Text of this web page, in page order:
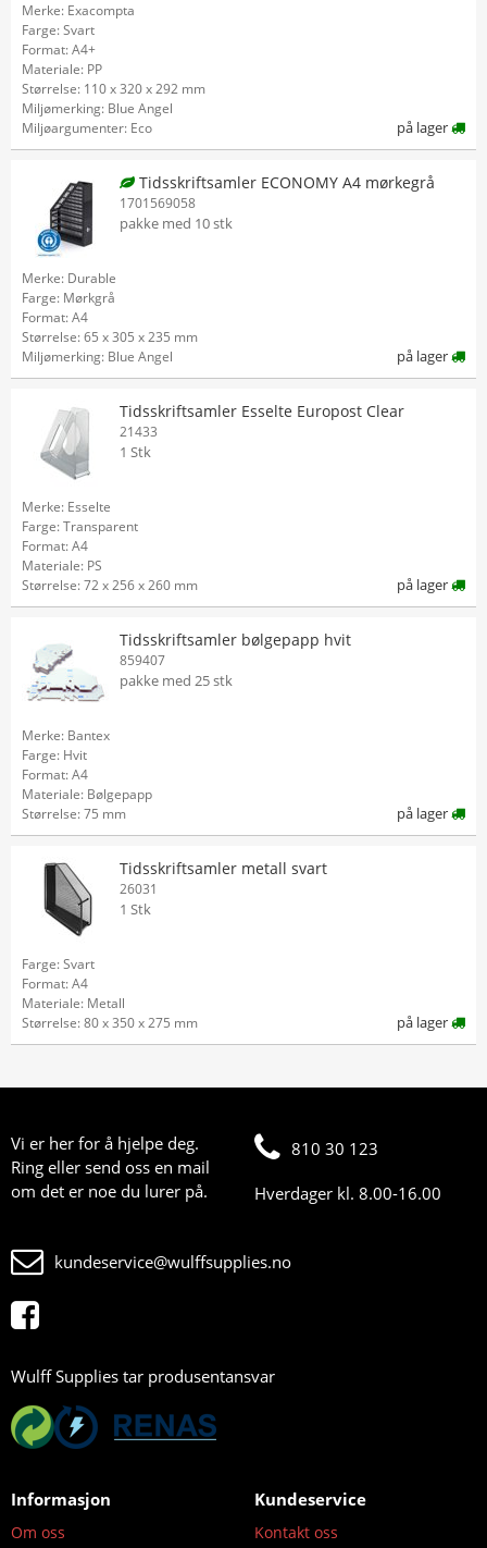
Merke: Exacompta
Farge: Svart
Format: A4+
Materiale: PP
Størrelse: 110 x 320 x 292 mm
Miljømerking: Blue Angel
Miljøargumenter: Eco
på lager
Tidsskriftsamler ECONOMY A4 mørkegrå
1701569058
pakke med 10 stk
Merke: Durable
Farge: Mørkgrå
Format: A4
Størrelse: 65 x 305 x 235 mm
Miljømerking: Blue Angel
på lager
Tidsskriftsamler Esselte Europost Clear
21433
1 Stk
Merke: Esselte
Farge: Transparent
Format: A4
Materiale: PS
Størrelse: 72 x 256 x 260 mm
på lager
Tidsskriftsamler bølgepapp hvit
859407
pakke med 25 stk
Merke: Bantex
Farge: Hvit
Format: A4
Materiale: Bølgepapp
Størrelse: 75 mm
på lager
Tidsskriftsamler metall svart
26031
1 Stk
Farge: Svart
Format: A4
Materiale: Metall
Størrelse: 80 x 350 x 275 mm
på lager
Vi er her for å hjelpe deg.
Ring eller send oss en mail
om det er noe du lurer på.
810 30 123
Hverdager kl. 8.00-16.00
kundeservice@wulffsupplies.no
Wulff Supplies tar produsentansvar
Informasjon
Om oss
Kundeservice
Kontakt oss